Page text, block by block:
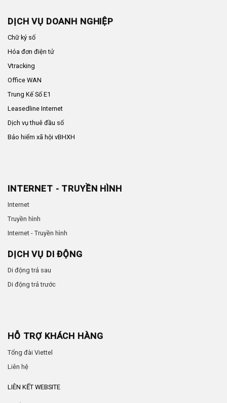
DỊCH VỤ DOANH NGHIỆP
Chữ ký số
Hóa đơn điện tử
Vtracking
Office WAN
Trung Kế Số E1
Leasedline Internet
Dịch vụ thuê đầu số
Bảo hiểm xã hội vBHXH
INTERNET - TRUYỀN HÌNH
Internet
Truyền hình
Internet - Truyền hình
DỊCH VỤ DI ĐỘNG
Di động trả sau
Di động trả trước
HỖ TRỢ KHÁCH HÀNG
Tổng đài Viettel
Liên hệ
LIÊN KẾT WEBSITE